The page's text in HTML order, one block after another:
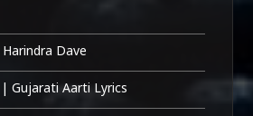
Harindra Dave
| Gujarati Aarti Lyrics